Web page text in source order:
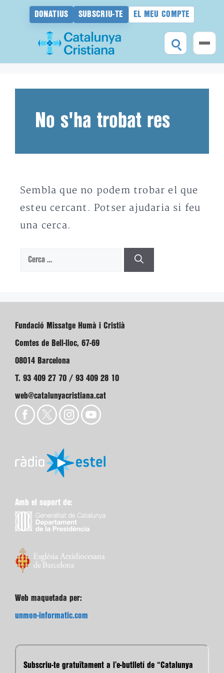
DONATIUS SUBSCRIU-TE EL MEU COMPTE
No s'ha trobat res
Sembla que no podem trobar el que
esteu cercant. Potser ajudaria si feu
una cerca.
Cerca:
Fundació Missatge Humà i Cristià
Comtes de Bell-lloc, 67-69
08014 Barcelona
T. 93 409 27 70 / 93 409 28 10
web@catalunyacristiana.cat
Amb el suport de:
Web maquetada per:
unmon-informatic.com
Subscriu-te gratuïtament a l’e-butlletí de “Catalunya